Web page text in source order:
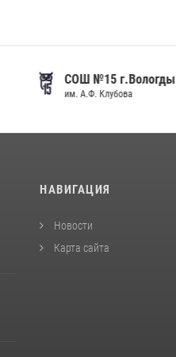
СОШ №15 г.Вологды
им. А.Ф. Клубова
НАВИГАЦИЯ
Новости
Карта сайта